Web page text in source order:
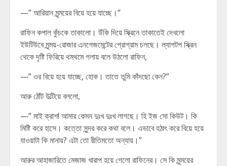
—” আরিয়ান মৃন্ময়ের বিয়ে হয়ে যাচ্ছে।”
রাফিন কপাল কুঁচকে তাকালো। উঁকি দিয়ে স্ক্রিনে তাকাতেই দেখলো
ইউটিউবে মৃন্ময়-রোজার এনগেজমেন্টের প্রোগ্রাম চলছে। ল্যাপটপ স্ক্রিন
থেকে দৃষ্টি ফিরিয়ে থমথমে গলায় বলে উঠলো রাফিন,
—” ওর বিয়ে হয়ে যাচ্ছে, হোক। তাতে তুমি কাঁদছো কেন?”
আরু ঠোঁট উল্টিয়ে বললো,
—” মাই ক্রাশ! আমার কেমন দুঃখ দুঃখ লাগছে। হি ইজ সো কিউট। কি
মিষ্টি করে হাসে। কত্তো সুন্দর করে কথা বলে। এভাবে হঠাৎ করে বিয়ে হয়ে
যাওয়াটা কি মানায়? এটা তো রীতিমতো অন্যায়।”
আরুর আহাজারিতে মেজাজ খারাপ হয়ে গেলো রাফিনের। সে কি মৃন্ময়ের